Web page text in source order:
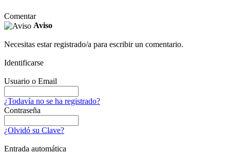
Comentar
Aviso
Necesitas estar registrado/a para escribir un comentario.
Identificarse
Usuario o Email
¿Todavía no se ha registrado?
Contraseña
¿Olvidó su Clave?
Entrada automática